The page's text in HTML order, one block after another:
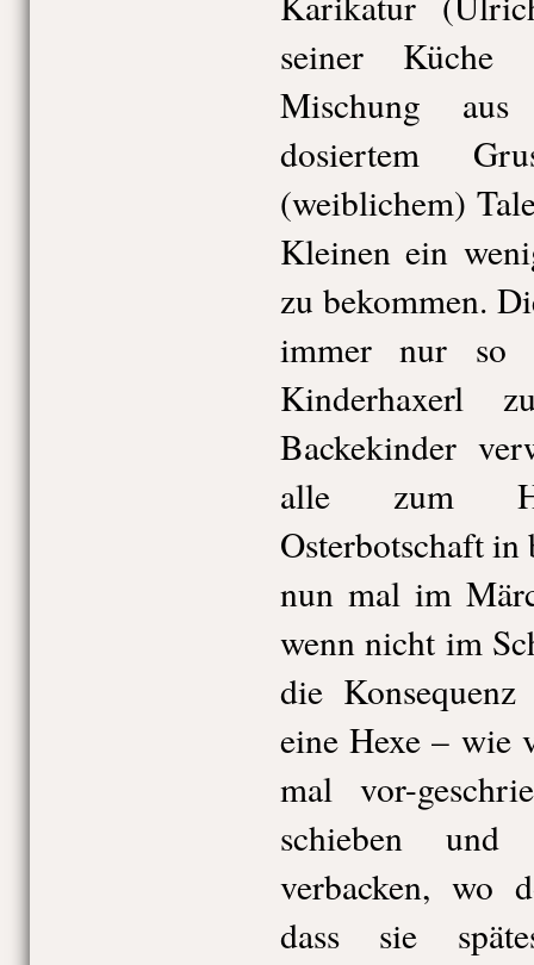
seiner Küche
Mischung aus
dosiertem
(weiblichem)
Kleinen ein
zu bekommen.
immer nur so
Kinderhaxerl
Backekinder
alle zum
Osterbotschaft
nun mal im
wenn nicht im
die
eine Hexe – wie
mal vor-
schieben
verbacken, wo
dass sie